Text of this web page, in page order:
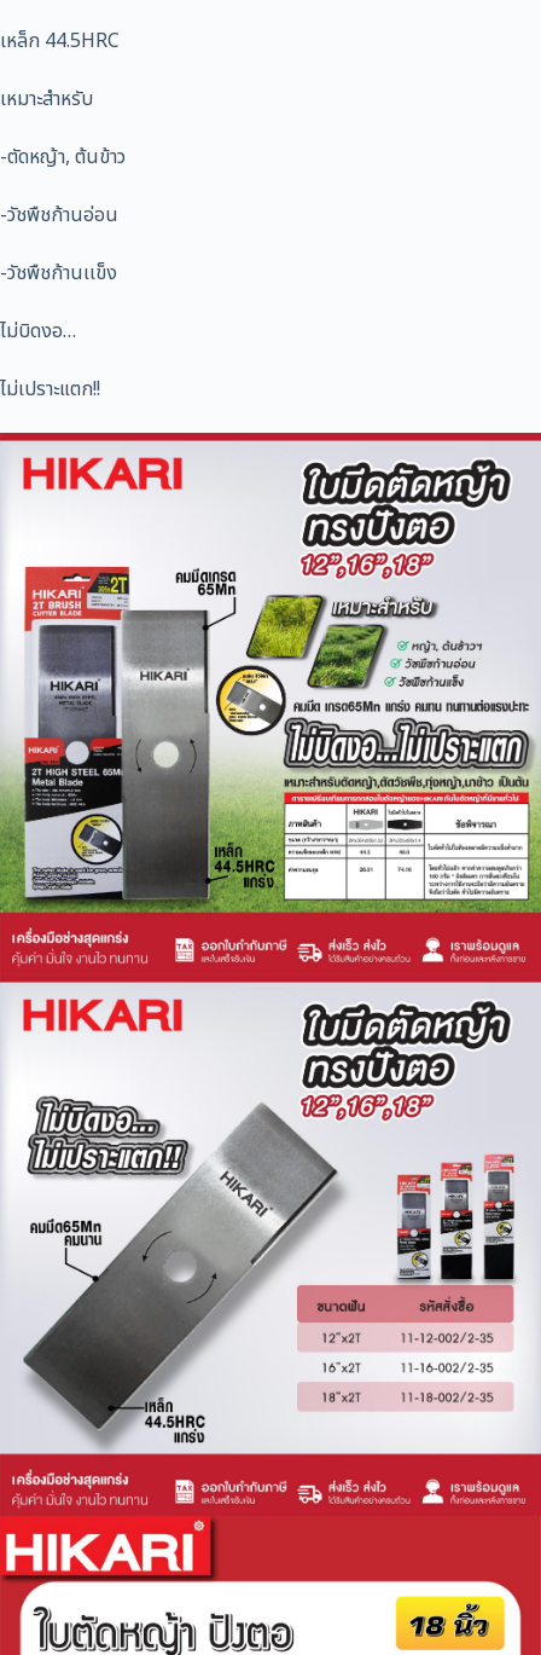
เหล็ก 44.5HRC
เหมาะสำหรับ
-ตัดหญ้า, ต้นข้าว
-วัชพืชก้านอ่อน
-วัชพืชก้านเเข็ง
ไม่บิดงอ…
ไม่เปราะแตก!!